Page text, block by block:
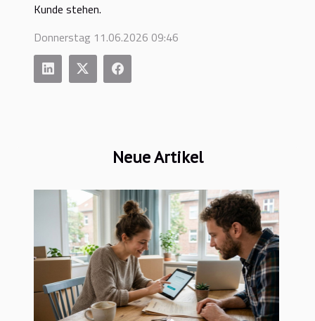
Kunde stehen.
Donnerstag 11.06.2026 09:46
Neue Artikel